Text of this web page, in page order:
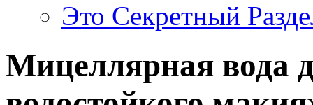
Это Секретный
Мицеллярная вода